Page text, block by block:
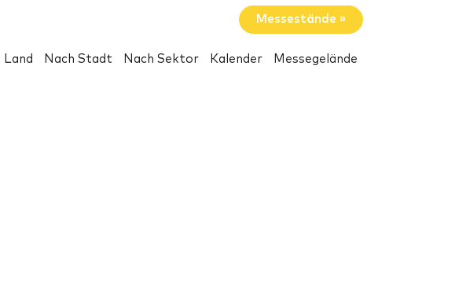
Messestände »
Land Nach Stadt Nach Sektor Kalender Messegelände